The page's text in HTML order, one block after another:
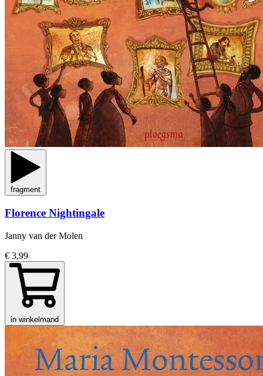
fragment
Florence Nightingale
Janny van der Molen
€ 3,99
in winkelmand